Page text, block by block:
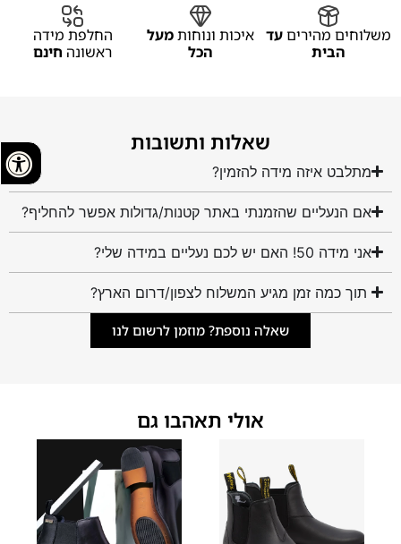
משלוחים מהיריםעד
הבית
איכות ונוחותמעל
הכל
החלפת מידה
ראשונה חינם
שאלות ותשובות
מתלבט איזה מידה להזמין?
אם הנעליים שהזמנתי באתר קטנות/גדולות אפשר להחליף?
אני מידה 50! האם יש לכם נעליים במידה שלי?
תוך כמה זמן מגיע המשלוח לצפון/דרום הארץ?
שאלה נוספת? מוזמן לרשום לנו
אולי תאהבו גם